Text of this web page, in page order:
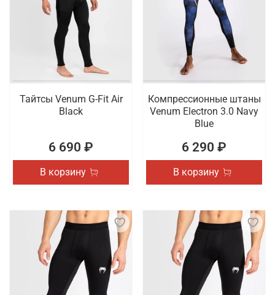
Тайтсы Venum G-Fit Air
Black
6 690 ₽
В корзину
Компрессионные штаны
Venum Electron 3.0 Navy
Blue
6 290 ₽
В корзину